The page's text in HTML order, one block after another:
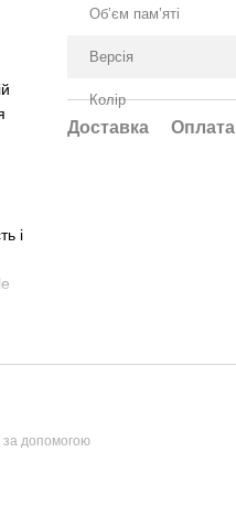
і
Обʼєм памʼяті
Версія
Колір
Доставка Оплата
за допомогою